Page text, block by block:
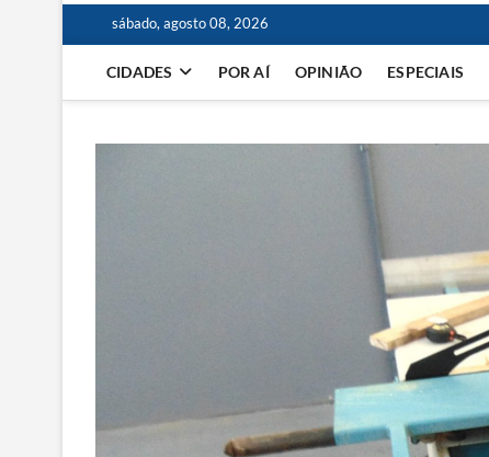
sábado, agosto 08, 2026
CIDADES POR AÍ OPINIÃO ESPECIAIS